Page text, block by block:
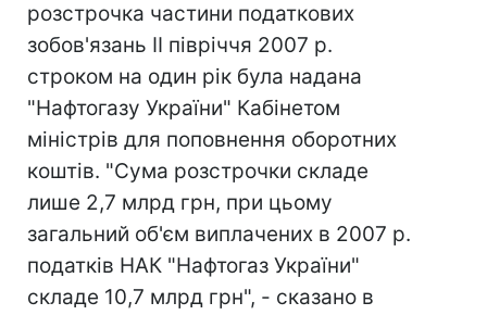
розстрочка частини податкових
зобов'язань ІІ півріччя 2007 р.
строком на один рік була надана
"Нафтогазу України" Кабінетом
міністрів для поповнення оборотних
коштів. "Сума розстрочки складе
лише 2,7 млрд грн, при цьому
загальний об'єм виплачених в 2007 р.
податків НАК "Нафтогаз України"
складе 10,7 млрд грн", - сказано в